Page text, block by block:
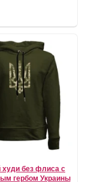
худи без флиса с
гербом Украины